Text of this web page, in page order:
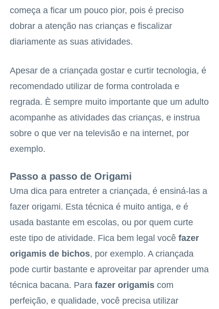
começa a ficar um pouco pior, pois é preciso
dobrar a atenção nas crianças e fiscalizar
diariamente as suas atividades.
Apesar de a criançada gostar e curtir tecnologia, é
recomendado utilizar de forma controlada e
regrada. È sempre muito importante que um adulto
acompanhe as atividades das crianças, e instrua
sobre o que ver na televisão e na internet, por
exemplo.
Passo a passo de Origami
Uma dica para entreter a criançada, é ensiná-las a
fazer origami. Esta técnica é muito antiga, e é
usada bastante em escolas, ou por quem curte
este tipo de atividade. Fica bem legal você fazer
origamis de bichos, por exemplo. A criançada
pode curtir bastante e aproveitar par aprender uma
técnica bacana. Para fazer origamis com
perfeição, e qualidade, você precisa utilizar